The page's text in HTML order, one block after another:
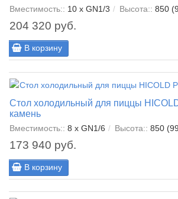
Вместимость:: 10 x GN1/3 Высота:: 850
204 320 руб.
В корзину
Стол холодильный для пиццы
камень
Вместимость:: 8 x GN1/6 Высота:: 850
173 940 руб.
В корзину